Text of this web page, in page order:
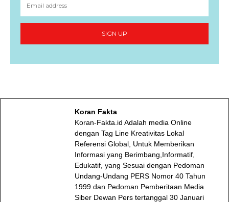
SIGN UP
Koran Fakta
Koran-Fakta.id Adalah media Online
dengan Tag Line Kreativitas Lokal
Referensi Global, Untuk Memberikan
Informasi yang Berimbang,Informatif,
Edukatif, yang Sesuai dengan Pedoman
Undang-Undang PERS Nomor 40 Tahun
1999 dan Pedoman Pemberitaan Media
Siber Dewan Pers tertanggal 30 Januari